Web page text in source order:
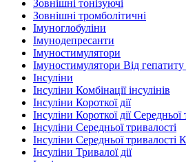
Зовнішні тонізуючі
Зовнішні тромболітичні
Імуноглобуліни
Імунодепресанти
Імуностимулятори
Імуностимулятори Від
Інсуліни
Інсуліни Комбінації інсулінів
Інсуліни Короткої дії
Інсуліни Короткої дії Середньої
Інсуліни Середньої тривалості
Інсуліни Середньої тривалості
Інсуліни Тривалої дії